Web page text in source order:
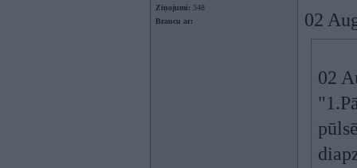
Ziņojumi: 348
Braucu ar:
02
02